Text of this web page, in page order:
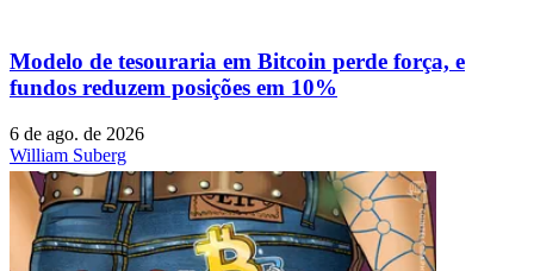
Modelo de tesouraria em Bitcoin perde força, e
fundos reduzem posições em 10%
6 de ago. de 2026
William Suberg